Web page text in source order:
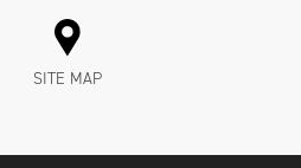
SITE MAP